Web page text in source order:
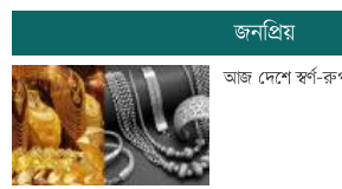
জোড়া গোলে
জনপ্রিয়
আজ দেশে স্বর্ণ-